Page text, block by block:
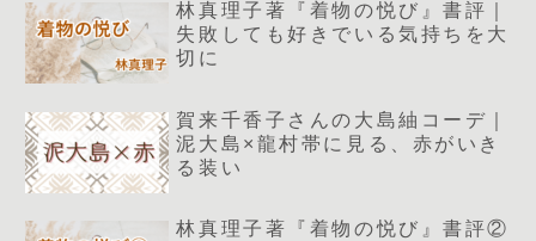
林真理子著『着物の悦び』書評｜
失敗しても好きでいる気持ちを大
切に
賀来千香子さんの大島紬コーデ｜
泥大島×龍村帯に見る、赤がいき
る装い
林真理子著『着物の悦び』書評②